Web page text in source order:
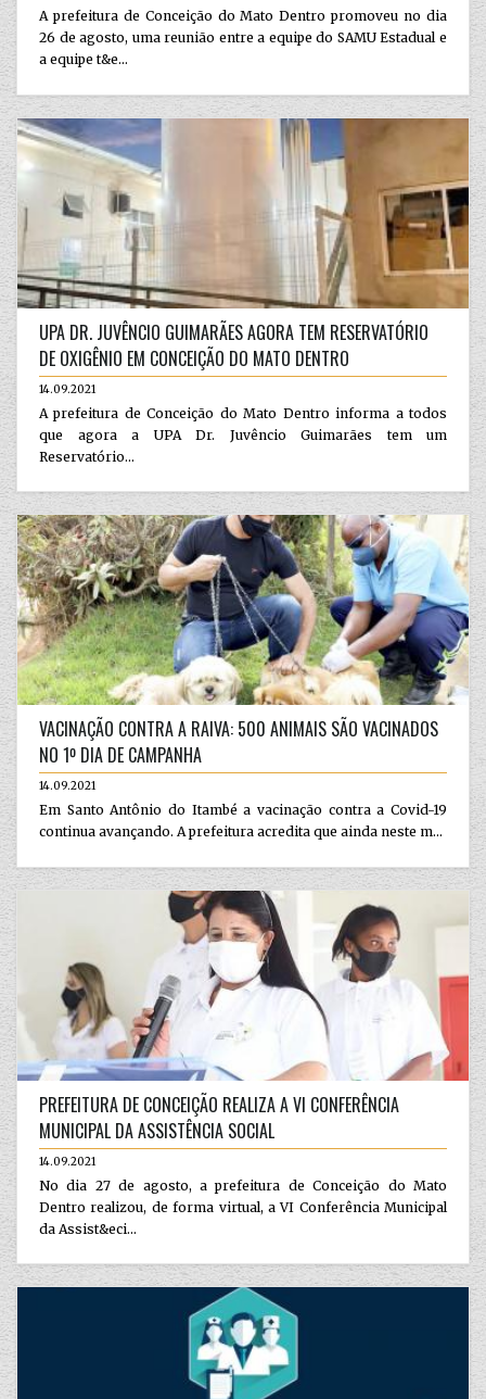
A prefeitura de Conceição do Mato Dentro promoveu no dia
26 de agosto, uma reunião entre a equipe do SAMU Estadual e
a equipe t&e...
UPA DR. JUVÊNCIO GUIMARÃES AGORA TEM RESERVATÓRIO
DE OXIGÊNIO EM CONCEIÇÃO DO MATO DENTRO
14.09.2021
A prefeitura de Conceição do Mato Dentro informa a todos
que agora a UPA Dr. Juvêncio Guimarães tem um
Reservatório...
VACINAÇÃO CONTRA A RAIVA: 500 ANIMAIS SÃO VACINADOS
NO 1º DIA DE CAMPANHA
14.09.2021
Em Santo Antônio do Itambé a vacinação contra a Covid-19
continua avançando. A prefeitura acredita que ainda neste m...
PREFEITURA DE CONCEIÇÃO REALIZA A VI CONFERÊNCIA
MUNICIPAL DA ASSISTÊNCIA SOCIAL
14.09.2021
No dia 27 de agosto, a prefeitura de Conceição do Mato
Dentro realizou, de forma virtual, a VI Conferência Municipal
da Assist&eci...